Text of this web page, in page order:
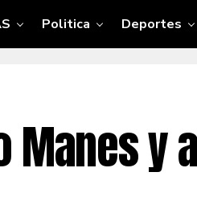
Politica Deportes
Manes